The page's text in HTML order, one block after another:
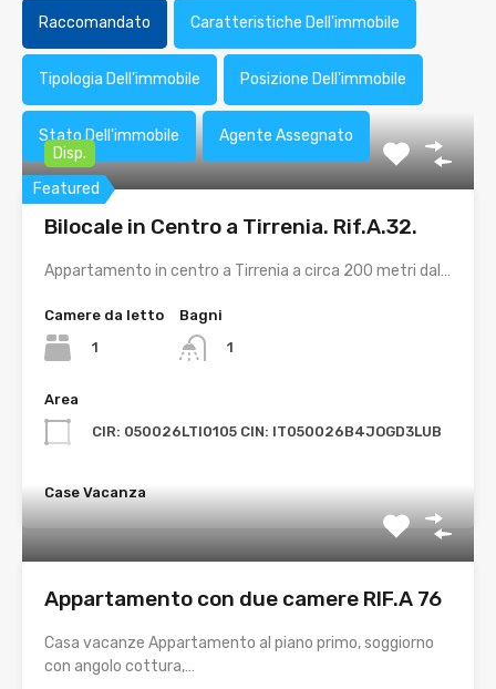
Raccomandato Caratteristiche Dell'immobile
Tipologia Dell'immobile Posizione Dell'immobile
Stato Dell'immobile Agente Assegnato
Featured
Disp.
Bilocale in Centro a Tirrenia. Rif.A.32.
Appartamento in centro a Tirrenia a circa 200 metri dal…
Camere da letto
1
Bagni
1
Area
CIR: 050026LTI0105 CIN: IT050026B4JOGD3LUB
Case Vacanza
Appartamento con due camere RIF.A 76
Casa vacanze Appartamento al piano primo, soggiorno
con angolo cottura,…